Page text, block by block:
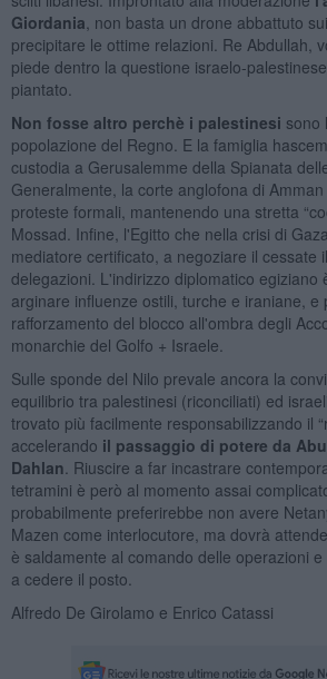
Giordania , non basta un drone abbattuto
precipitare le ottime relazioni. Re Abdullah,
piede dentro la questione israelo-
piantato.
Non fosse altro perchè i palestinesi sono
popolazione del Regno. E la famiglia
custodia a Gerusalemme della Spianata
Generalmente, la corte anglofona di
proteste formali, mantenendo una stretta
Mossad. Infine, l'Egitto che nella crisi di
mediatore certificato, a negoziare il cessate
delegazioni. L'indirizzo diplomatico egiziano
arginare influenze ostili, turche e iraniane, e
rafforzamento del blocco all'ombra degli
monarchie del Golfo + Israele.
Sulle sponde del Nilo prevale ancora la
equilibrio tra palestinesi (riconciliati) ed
trovato più facilmente responsabilizzando il
accelerando il passaggio di potere da
Dahlan . Riuscire a far incastrare
tetramini è però al momento assai
probabilmente preferirebbe non avere
Mazen come interlocutore, ma dovrà
è saldamente al comando delle operazioni
a cedere il posto.
Alfredo De Girolamo e Enrico Catassi